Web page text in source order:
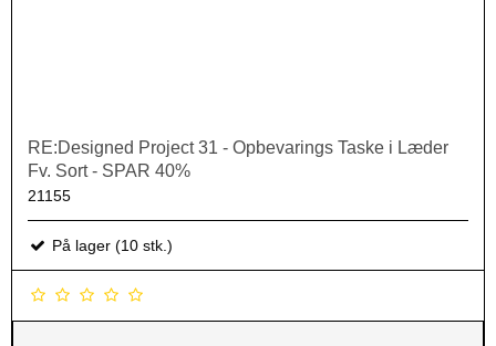
RE:Designed Project 31 - Opbevarings Taske i Læder
Fv. Sort - SPAR 40%
21155
På lager (10 stk.)